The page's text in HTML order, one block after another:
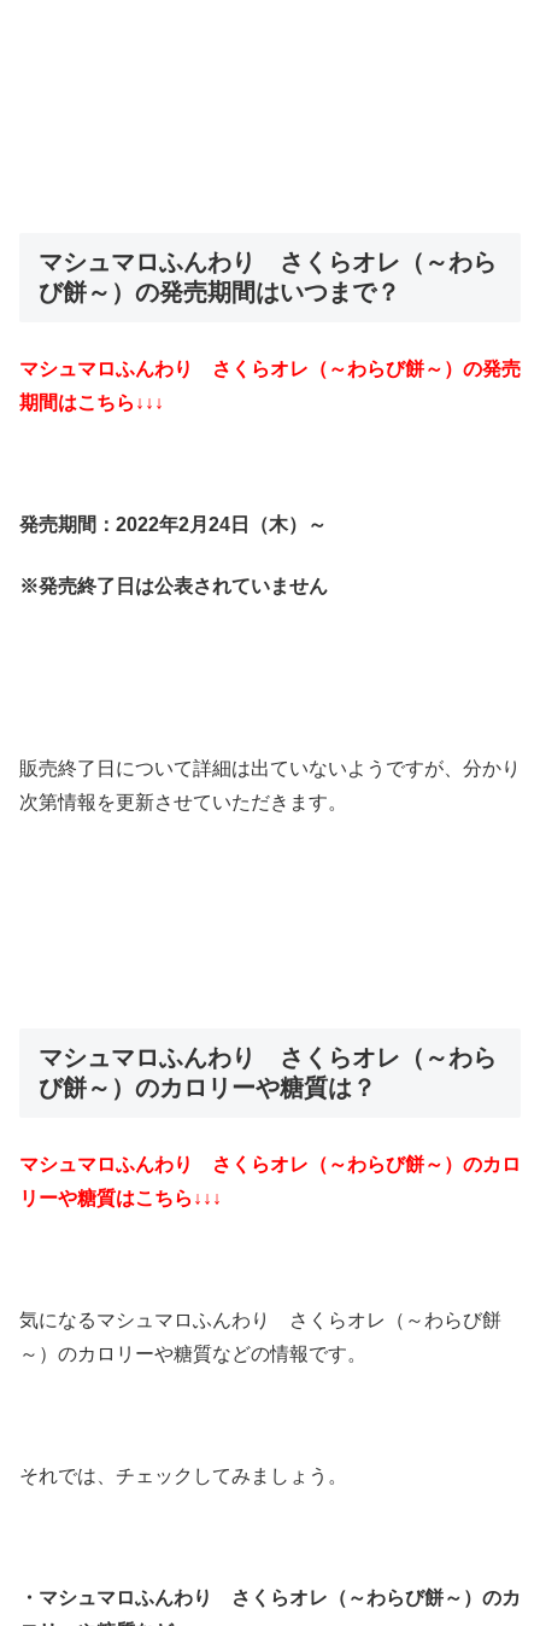
マシュマロふんわり さくらオレ（～わら
び餅～）の発売期間はいつまで？
マシュマロふんわり さくらオレ（～わらび餅～）の発売
期間はこちら↓↓↓
発売期間：2022年2月24日（木）～
※発売終了日は公表されていません
販売終了日について詳細は出ていないようですが、分かり
次第情報を更新させていただきます。
マシュマロふんわり さくらオレ（～わら
び餅～）のカロリーや糖質は？
マシュマロふんわり さくらオレ（～わらび餅～） のカロ
リーや糖質はこちら↓↓↓
気になるマシュマロふんわり さくらオレ（～わらび餅
～）のカロリーや糖質などの情報です。
それでは、チェックしてみましょう。
・マシュマロふんわり さくらオレ（～わらび餅～）のカ